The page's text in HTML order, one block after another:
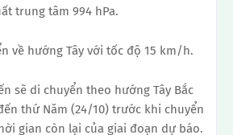
trung tâm 994 hPa.
về hướng Tây với tốc độ 15 km/h.
​​sẽ di chuyển theo hướng Tây Bắc
thứ Năm (24/10) trước khi chuyển
gian còn lại của giai đoạn dự báo.